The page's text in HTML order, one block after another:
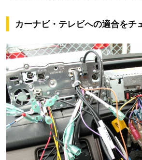
カーナビ・テレビへの適合をチ